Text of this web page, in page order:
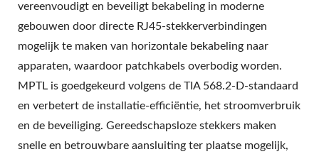
vereenvoudigt en beveiligt bekabeling in moderne
gebouwen door directe RJ45-stekkerverbindingen
mogelijk te maken van horizontale bekabeling naar
apparaten, waardoor patchkabels overbodig worden.
MPTL is goedgekeurd volgens de TIA 568.2-D-standaard
en verbetert de installatie-efficiëntie, het stroomverbruik
en de beveiliging. Gereedschapsloze stekkers maken
snelle en betrouwbare aansluiting ter plaatse mogelijk,